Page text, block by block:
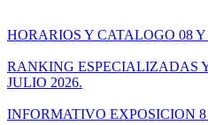
HORARIOS Y CATALOGO 08 Y
RANKING ESPECIALIZADAS
JULIO 2026.
INFORMATIVO EXPOSICION 8